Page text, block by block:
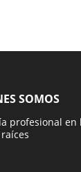
SOMOS
profesional